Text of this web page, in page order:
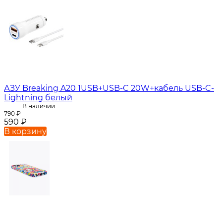
АЗУ Breaking A20 1USB+USB-C 20W+кабель USB-C-
Lightning белый
В наличии
790 ₽
590 ₽
В корзину